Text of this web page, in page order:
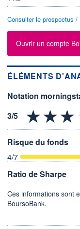
Consulter le prospectus /
Ouvrir un compte
ÉLÉMENTS
Notation
Risque du fonds
4/7
Ratio de Sharpe
Ces informations sont
BoursoBank.